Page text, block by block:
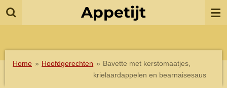
Ga
Appetijt
Home » Hoofdgerechten » Bavette met kerstomaatjes,
krielaardappelen en bearnaisesaus